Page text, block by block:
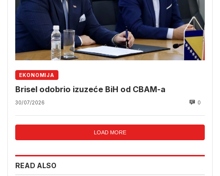
EKONOMIJA
Brisel odobrio izuzeće BiH od CBAM-a
30/07/2026 0
LOAD MORE
READ ALSO